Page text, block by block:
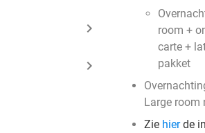
keyboard_arrow_right
keyboard_arrow_right
room +
carte +
pakket
Large room
Zie hierde